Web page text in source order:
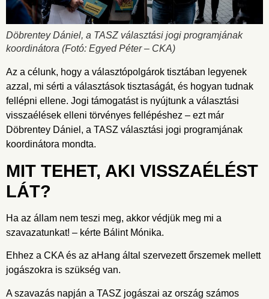
Döbrentey Dániel, a TASZ választási jogi programjának
koordinátora (Fotó: Egyed Péter – CKA)
Az a célunk, hogy a választópolgárok tisztában legyenek
azzal, mi sérti a választások tisztaságát, és hogyan tudnak
fellépni ellene. Jogi támogatást is nyújtunk a választási
visszaélések elleni törvényes fellépéshez – ezt már
Döbrentey Dániel, a TASZ választási jogi programjának
koordinátora mondta.
MIT TEHET, AKI VISSZAÉLÉST
LÁT?
Ha az állam nem teszi meg, akkor védjük meg mi a
szavazatunkat! – kérte Bálint Mónika.
Ehhez a CKA és az aHang által szervezett őrszemek mellett
jogászokra is szükség van.
A szavazás napján a TASZ jogászai az ország számos